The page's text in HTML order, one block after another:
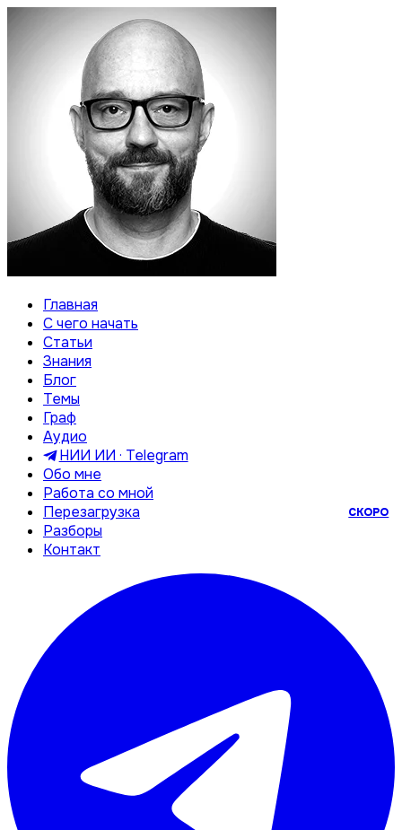
Главная
С чего начать
Статьи
Знания
Блог
Темы
Граф
Аудио
НИИ ИИ · Telegram
Обо мне
Работа со мной
Перезагрузка
СКОРО
Разборы
Контакт